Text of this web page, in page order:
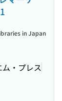
・プレス
in Japan